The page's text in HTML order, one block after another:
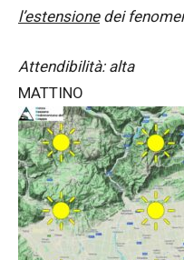
l’estensionedei
Attendibilità: alta
MATTINO